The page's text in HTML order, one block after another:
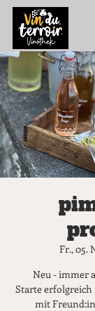
Fr., 05.
Neu - immer
Starte erfolgreich
mit